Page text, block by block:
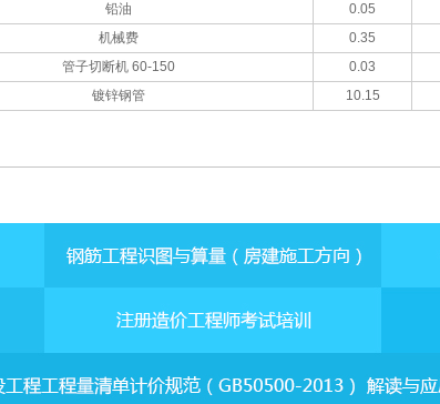
铅油 0.05
机械费 0.35
管子切断机 60-150 0.03
镀锌钢管 10.15